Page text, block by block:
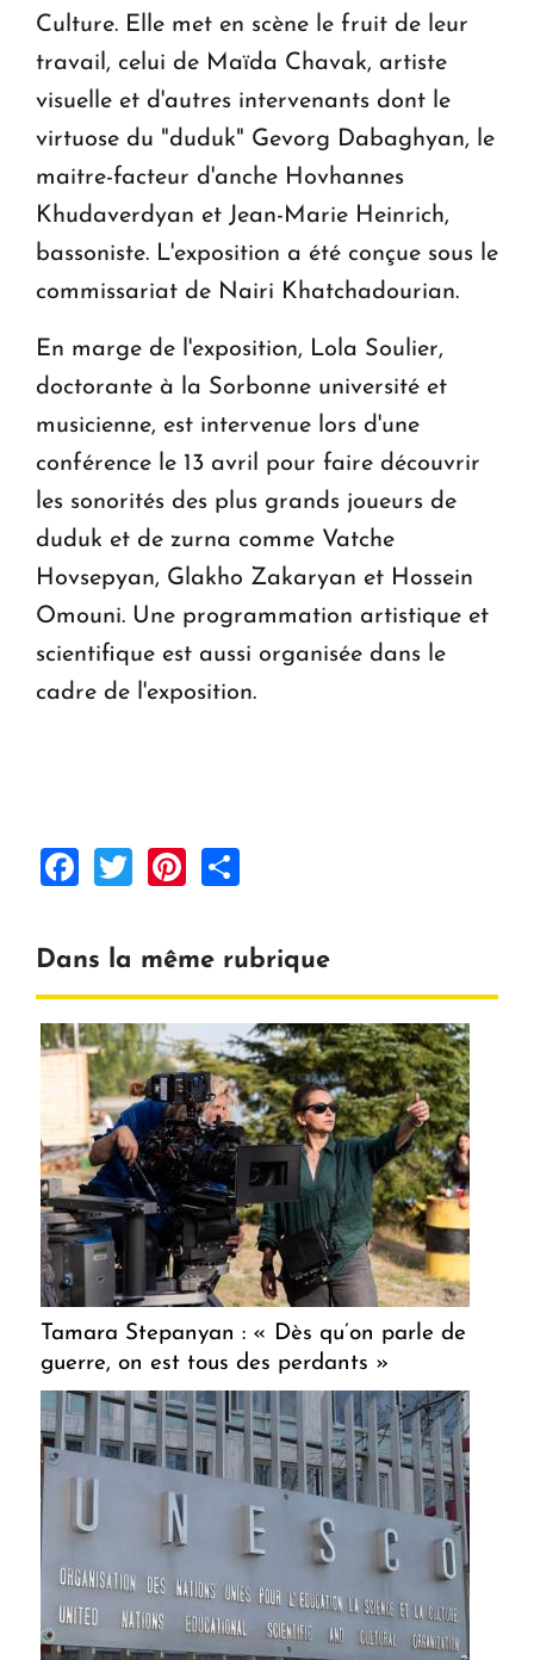
Culture. Elle met en scène le fruit de leur
travail, celui de Maïda Chavak, artiste
visuelle et d'autres intervenants dont le
virtuose du "duduk" Gevorg Dabaghyan, le
maitre-facteur d'anche Hovhannes
Khudaverdyan et Jean-Marie Heinrich,
bassoniste. L'exposition a été conçue sous le
commissariat de Nairi Khatchadourian.
En marge de l'exposition, Lola Soulier,
doctorante à la Sorbonne université et
musicienne, est intervenue lors d'une
conférence le 13 avril pour faire découvrir
les sonorités des plus grands joueurs de
duduk et de zurna comme Vatche
Hovsepyan, Glakho Zakaryan et Hossein
Omouni. Une programmation artistique et
scientifique est aussi organisée dans le
cadre de l'exposition.
Facebook
TwitterPinterest
Dans la même rubrique
Tamara Stepanyan : « Dès qu’on parle de
guerre, on est tous des perdants »